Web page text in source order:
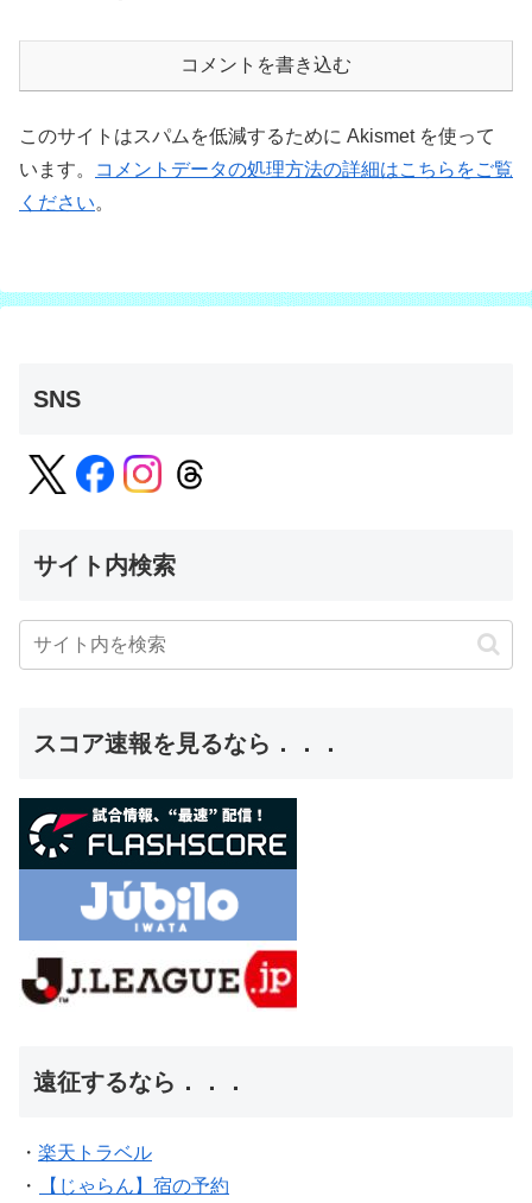
コメントを書き込む
このサイトはスパムを低減するために Akismet を使って
います。
コメントデータの処理方法の詳細はこちらをご覧
ください。
SNS
サイト内検索
スコア速報を見るなら．．．
遠征するなら．．．
・ 楽天トラベル
・
【じゃらん】宿の予約